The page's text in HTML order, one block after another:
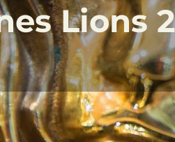
Lions